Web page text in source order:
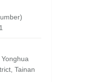
Tainan